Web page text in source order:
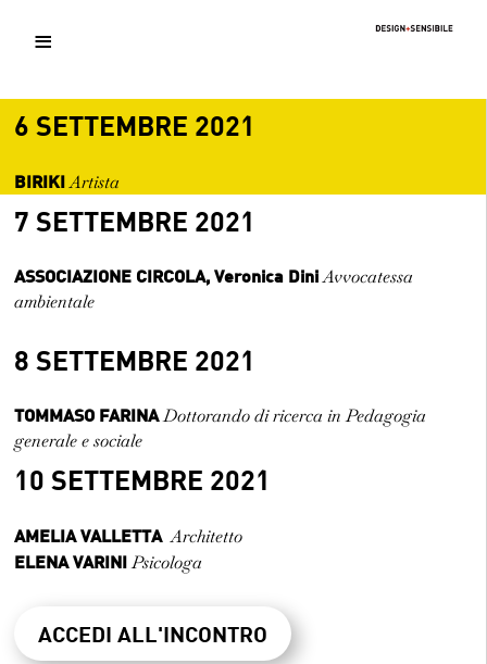
≡
Home
Il Progetto
Relatori 2021
Fuorisalone 2022
Fuorisalone 2023
D+S 2019
6 SETTEMBRE 2021
BIRIKI Artista
7 SETTEMBRE 2021
ASSOCIAZIONE CIRCOLA, Veronica Dini Avvocatessa
ambientale
8 SETTEMBRE 2021
TOMMASO FARINADottorando di ricerca in Pedagogia
generale e sociale
10 SETTEMBRE 2021
AMELIA VALLETTA Architetto
ELENA VARINI Psicologa
ACCEDI ALL'INCONTRO